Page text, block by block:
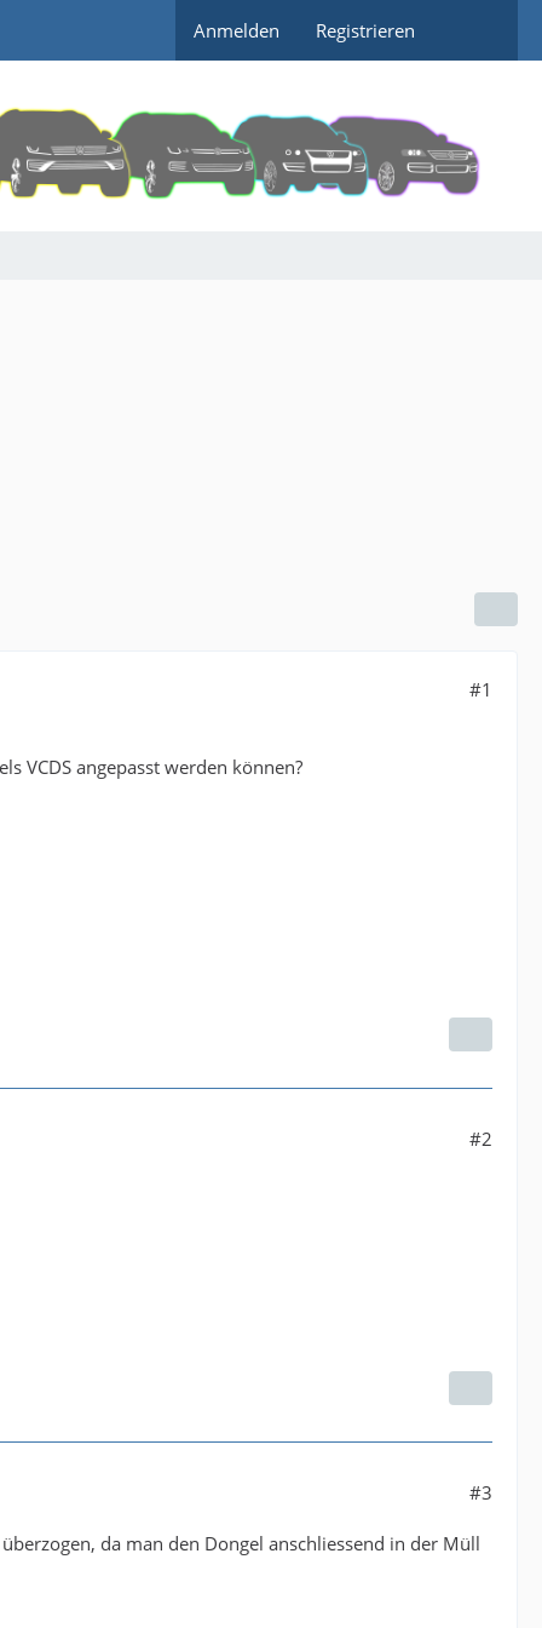
Anmelden Registrieren
#1
VCDS angepasst werden können?
#2
#3
da man den Dongel anschliessend in der Müll